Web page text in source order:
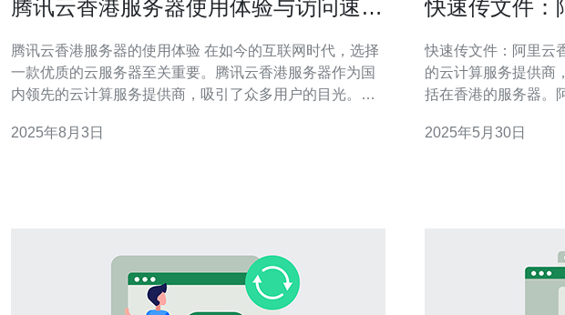
腾讯云香港服务器使用体验与访问速度
腾讯云香港服务器的使用体验 在如今的互联网时代，选择
一款优质的云服务器至关重要。腾讯云香港服务器作为国
内领先的云计算服务提供商，吸引了众多用户的目光。本
出明智的选择。 以下是本文的三个精华要点： 1. 优质的网
2025年8月3日
快速传文件：
快速传文件：阿里云香港服务
的云计算服务提供商
括在香港的服务器。
的时代，文件传输变
2025年5月30日